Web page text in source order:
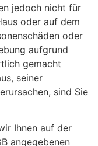
jedoch nicht für
oder auf dem
oder
aufgrund
gemacht
seiner
sind Sie
Ihnen auf der
angegebenen